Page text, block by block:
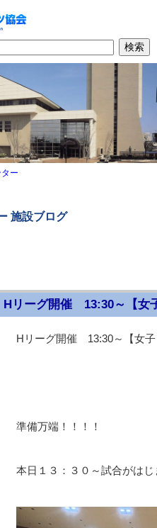
ー
施設ブログ
Hリーグ開催 13:30～【女
Hリーグ開催 13:30～【女
準備万端！！！！
本日１３：３０～試合がは